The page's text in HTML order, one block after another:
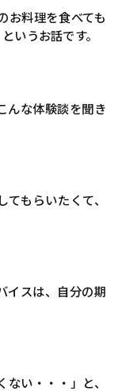
お料理を食べても
いうお話です。
んな体験談を聞き
もらいたくて、
イスは、自分の期
い・・・」と、